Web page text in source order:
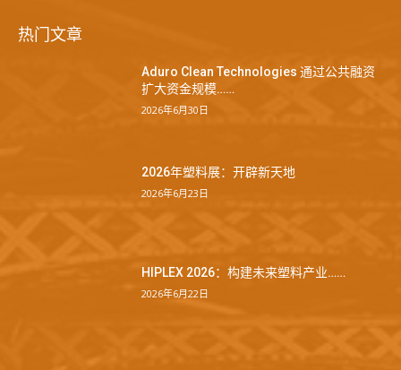
热门文章
Aduro Clean Technologies 通过公共融资
扩大资金规模……
2026年6月30日
2026年塑料展：开辟新天地
2026年6月23日
HIPLEX 2026：构建未来塑料产业……
2026年6月22日